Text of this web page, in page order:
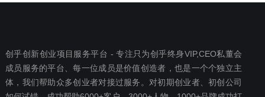
创乎创新创业项目服务平台 - 专注只为创乎终身VIP,CEO私董会
成员服务的平台、每一位成员是价值创造者，也是一个个独立主
体，我们帮助众多创业者对接过服务。对初期创业者、初创公司